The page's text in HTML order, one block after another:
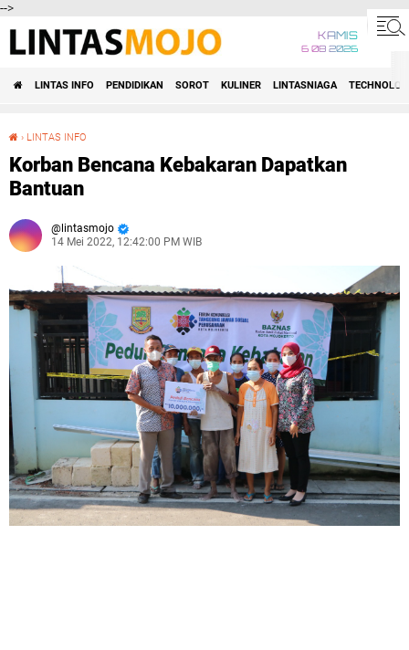
-->
KAMIS
6 08 2026
LINTAS INFO PENDIDIKAN SOROT KULINER LINTASNIAGA
› LINTAS INFO
Korban Bencana Kebakaran Dapatkan
Bantuan
lintasmojo
14 Mei 2022, 12:42:00 PM WIB